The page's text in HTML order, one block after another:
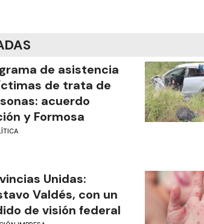
de asistencia
de trata de
acuerdo
y Formosa
Unidas:
Valdés, con un
de visión federal